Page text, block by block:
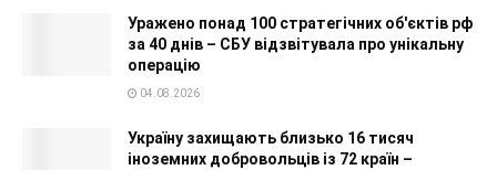
Уражено понад 100 стратегічних об'єктів рф
за 40 днів – СБУ відзвітувала про унікальну
операцію
04.08.2026
Україну захищають близько 16 тисяч
іноземних добровольців із 72 країн –